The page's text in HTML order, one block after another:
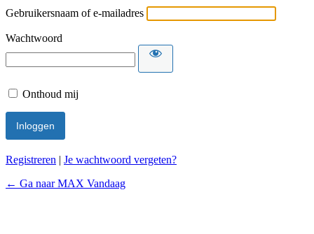
Gebruikersnaam of e-mailadres
Wachtwoord
Onthoud mij
Registreren | Je wachtwoord vergeten?
← Ga naar MAX Vandaag